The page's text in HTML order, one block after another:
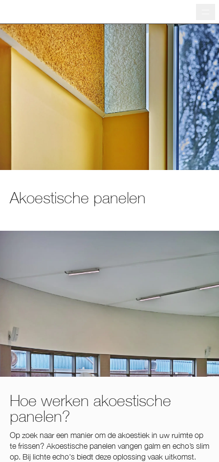
Akoestische panelen
Hoe werken akoestische
panelen?
Op zoek naar een manier om de akoestiek in uw ruimte op
te frissen? Akoestische panelen vangen galm en echo’s slim
op. Bij lichte echo's biedt deze oplossing vaak uitkomst.